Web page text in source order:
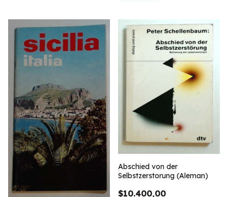
Abschied von der
Selbstzerstorung (Aleman)
$10.400,00